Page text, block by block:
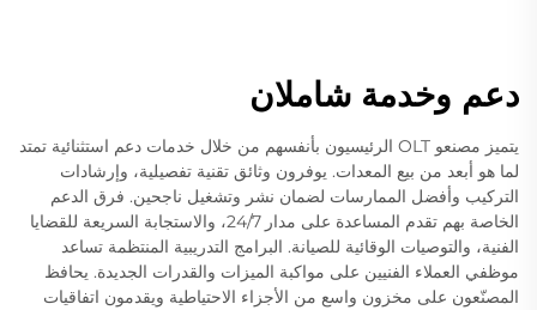
دعم وخدمة شاملان
يتميز مصنعو OLT الرئيسيون بأنفسهم من خلال خدمات دعم استثنائية تمتد
لما هو أبعد من بيع المعدات. يوفرون وثائق تقنية تفصيلية، وإرشادات
التركيب وأفضل الممارسات لضمان نشر وتشغيل ناجحين. فرق الدعم
الخاصة بهم تقدم المساعدة على مدار 24/7، والاستجابة السريعة للقضايا
الفنية، والتوصيات الوقائية للصيانة. البرامج التدريبية المنتظمة تساعد
موظفي العملاء الفنيين على مواكبة الميزات والقدرات الجديدة. يحافظ
المصنّعون على مخزون واسع من الأجزاء الاحتياطية ويقدمون اتفاقيات